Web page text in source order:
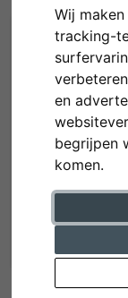
Wij
tracking-
en
begrijpen
komen.
Aluminium lijst
vanaf € 72,70